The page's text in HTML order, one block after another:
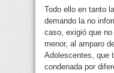
Todo ello en tanto
demando la no
caso, exigió que
menor, al amparo
Adolescentes, que
condenada por